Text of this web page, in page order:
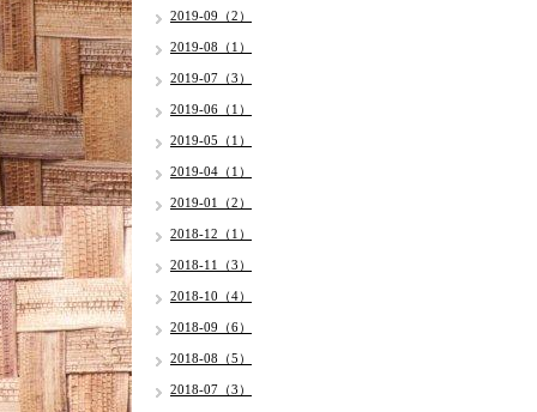
2019-09（2）
2019-08（1）
2019-07（3）
2019-06（1）
2019-05（1）
2019-04（1）
2019-01（2）
2018-12（1）
2018-11（3）
2018-10（4）
2018-09（6）
2018-08（5）
2018-07（3）